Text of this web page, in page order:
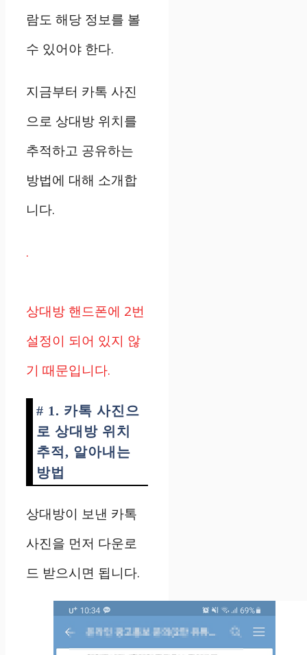
람도 해당 정보를 볼
수 있어야 한다.
지금부터 카톡 사진
으로 상대방 위치를
추적하고 공유하는
방법에 대해 소개합
니다.
.
상대방 핸드폰에 2번
설정이 되어 있지 않
기 때문입니다.
# 1. 카톡 사진으
로 상대방 위치
추적, 알아내는
방법
상대방이 보낸 카톡
사진을 먼저 다운로
드 받으시면 됩니다.